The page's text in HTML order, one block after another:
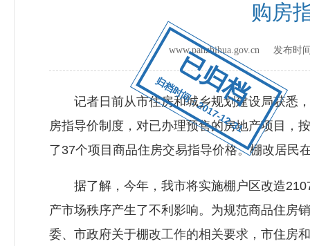
已归档
归档时间：2017-12-31
购房
www.panzhihua.gov.cn 发布时
记者日前从市住房和城乡规划建设局获悉，
房指导价制度，对已办理预售的房地产项目，
了37个项目商品住房交易指导价格。棚改居民
据了解，今年，我市将实施棚户区改造
产市场秩序产生了不利影响。为规范商品住房
委、市政府关于棚改工作的相关要求，市住房